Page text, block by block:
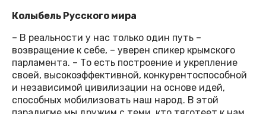
Колыбель Русского мира
– В реальности у нас только один путь –
возвращение к себе, – уверен спикер крымского
парламента. – То есть построение и укрепление
своей, высокоэффективной, конкурентоспособной
и независимой цивилизации на основе идей,
способных мобилизовать наш народ. В этой